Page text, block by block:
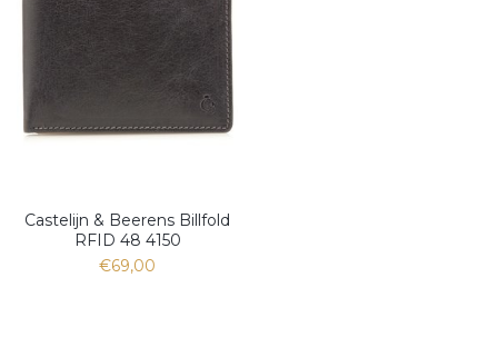
Castelijn & Beerens Billfold
RFID 48 4150
€69,00